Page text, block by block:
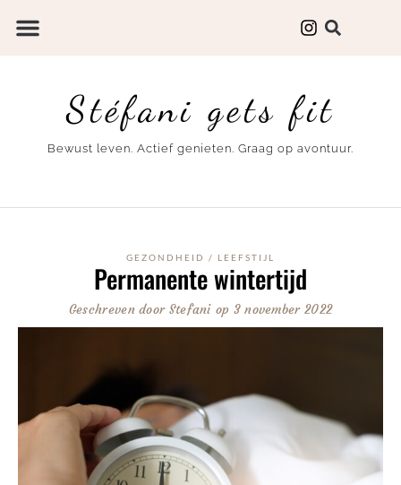
Stéfani gets fit
Bewust leven. Actief genieten. Graag op avontuur.
GEZONDHEID / LEEFSTIJL
Permanente wintertijd
Geschreven doorStefani op 3 november 2022